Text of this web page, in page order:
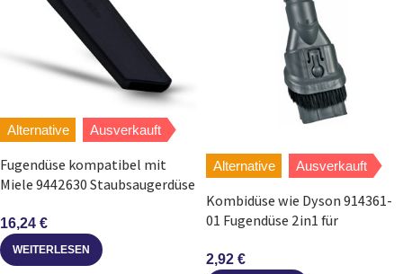
Alternative Ausverkauft
Fugendüse kompatibel mit
Miele 9442630 Staubsaugerdüse
16,24 €
WEITERLESEN
Alternative Ausverkauft
Kombidüse wie Dyson 914361-
01 Fugendüse 2in1 für
2,92 €